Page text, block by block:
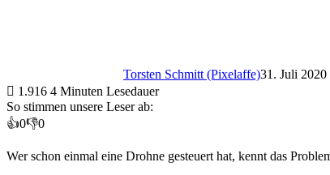
Torsten Schmitt (Pixelaffe)31. Juli 2020
1.916 4 Minuten Lesedauer
So stimmen unsere Leser ab:
👍0👎0
Wer schon einmal eine Drohne gesteuert hat, kennt das